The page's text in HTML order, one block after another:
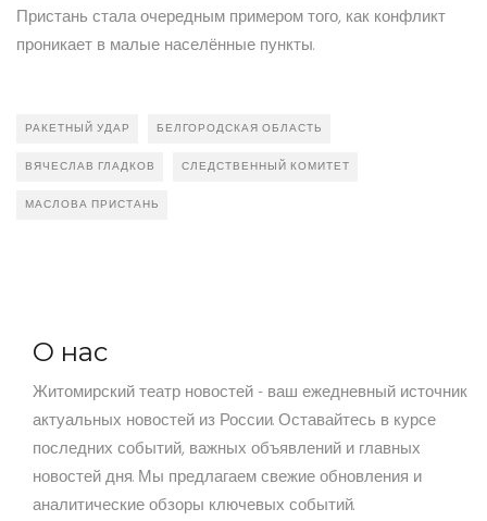
Пристань стала очередным примером того, как конфликт
проникает в малые населённые пункты.
РАКЕТНЫЙ УДАР БЕЛГОРОДСКАЯ ОБЛАСТЬ
ВЯЧЕСЛАВ ГЛАДКОВ СЛЕДСТВЕННЫЙ КОМИТЕТ
МАСЛОВА ПРИСТАНЬ
О нас
Житомирский театр новостей - ваш ежедневный источник
актуальных новостей из России. Оставайтесь в курсе
последних событий, важных объявлений и главных
новостей дня. Мы предлагаем свежие обновления и
аналитические обзоры ключевых событий.